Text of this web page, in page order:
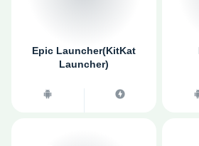
Epic Launcher(KitKat
Launcher)